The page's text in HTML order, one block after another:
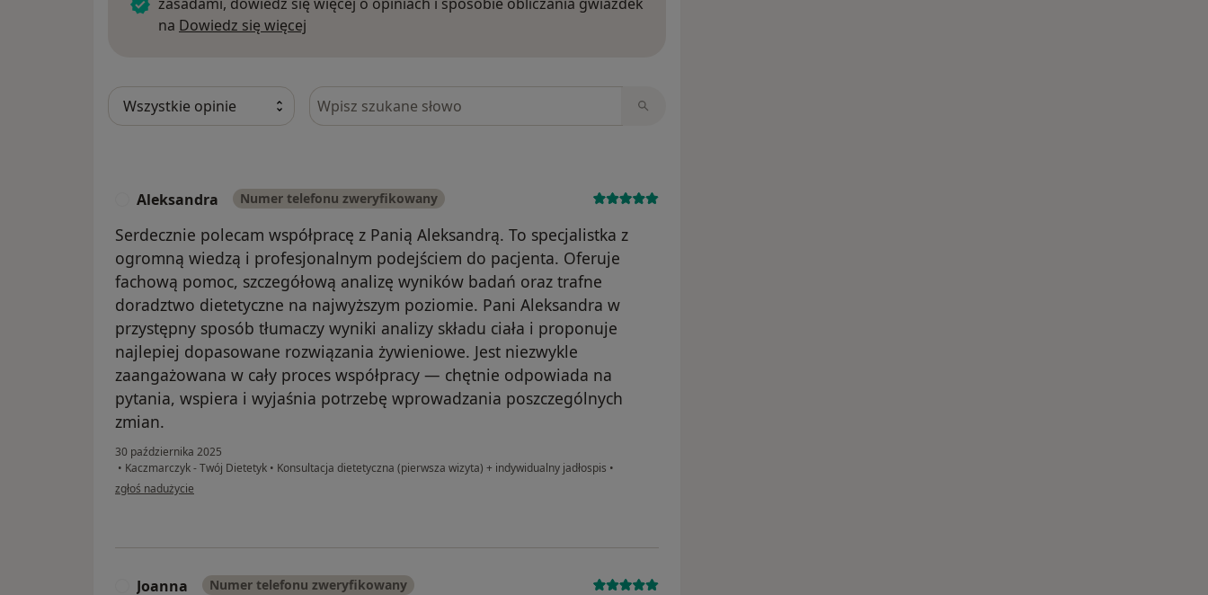
na Dowiedz się więcej
Szukaj w opiniach
Aleksandra Numer telefonu zweryfikowany
Serdecznie polecam współpracę z Panią Aleksandrą. To specjalistka z
ogromną wiedzą i profesjonalnym podejściem do pacjenta. Oferuje
fachową pomoc, szczegółową analizę wyników badań oraz trafne
doradztwo dietetyczne na najwyższym poziomie. Pani Aleksandra w
przystępny sposób tłumaczy wyniki analizy składu ciała i proponuje
najlepiej dopasowane rozwiązania żywieniowe. Jest niezwykle
zaangażowana w cały proces współpracy — chętnie odpowiada na
pytania, wspiera i wyjaśnia potrzebę wprowadzania poszczególnych
zmian.
30 października 2025
• Kaczmarczyk - Twój Dietetyk • Konsultacja dietetyczna (pierwsza wizyta) + indywidualny jadłospis •
w opinii użytkownika Aleksandra
zgłoś nadużycie
Joanna Numer telefonu zweryfikowany